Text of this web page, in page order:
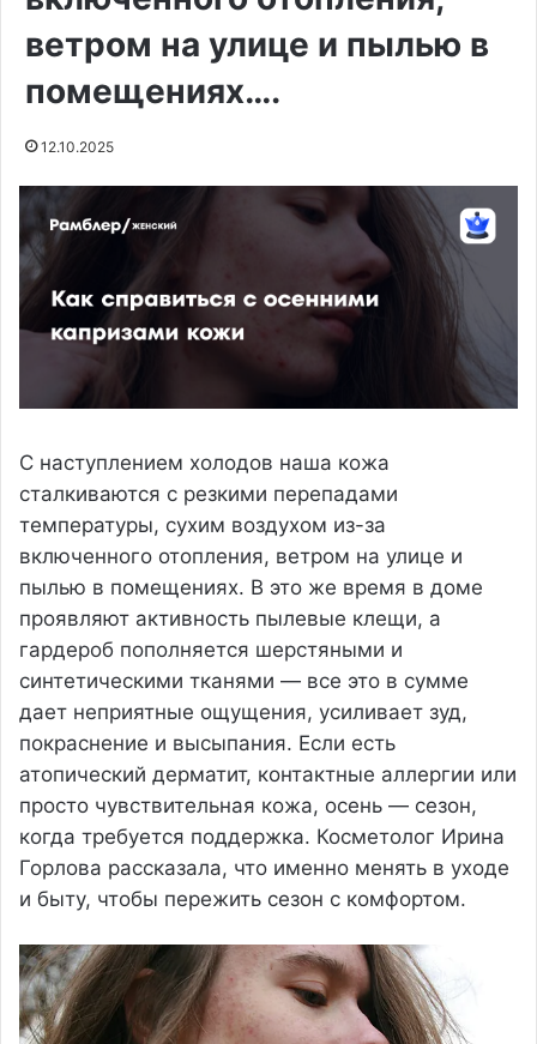
ветром на улице и пылью в
помещениях….
12.10.2025
С наступлением холодов наша кожа
сталкиваются с резкими перепадами
температуры, сухим воздухом из-за
включенного отопления, ветром на улице и
пылью в помещениях. В это же время в доме
проявляют активность пылевые клещи, а
гардероб пополняется шерстяными и
синтетическими тканями — все это в сумме
дает неприятные ощущения, усиливает зуд,
покраснение и высыпания. Если есть
атопический дерматит, контактные аллергии или
просто чувствительная кожа, осень — сезон,
когда требуется поддержка. Косметолог Ирина
Горлова рассказала, что именно менять в уходе
и быту, чтобы пережить сезон с комфортом.